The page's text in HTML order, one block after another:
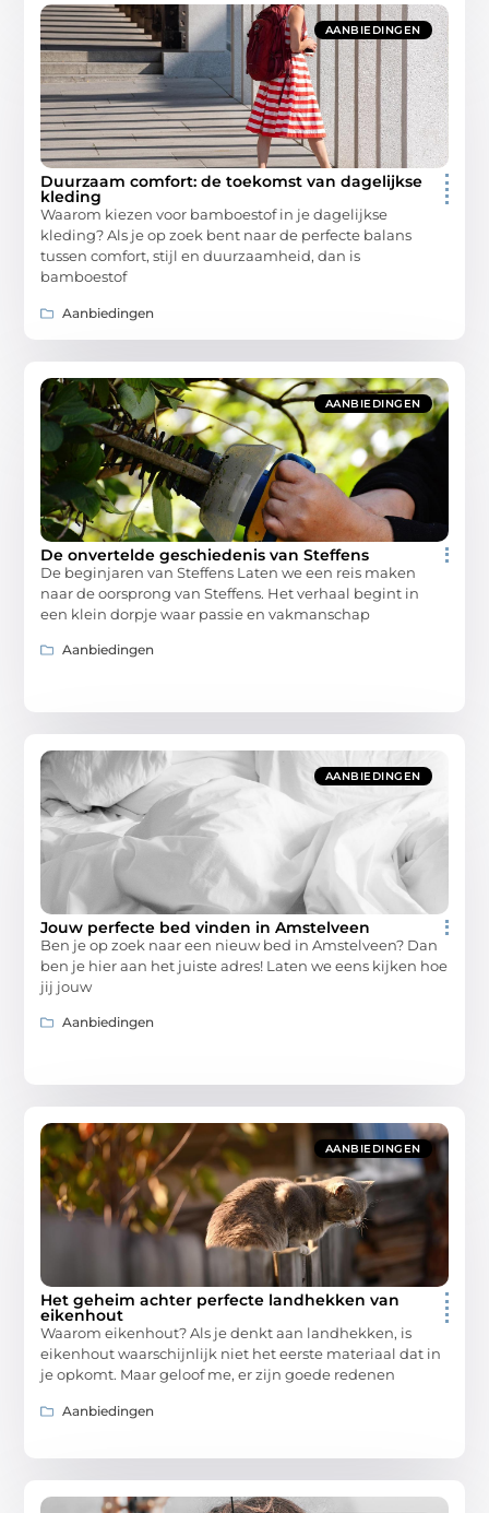
AANBIEDINGEN
Duurzaam comfort: de toekomst van dagelijkse
kleding
Waarom kiezen voor bamboestof in je dagelijkse
kleding? Als je op zoek bent naar de perfecte balans
tussen comfort, stijl en duurzaamheid, dan is
bamboestof
Aanbiedingen
AANBIEDINGEN
De onvertelde geschiedenis van Steffens
De beginjaren van Steffens Laten we een reis maken
naar de oorsprong van Steffens. Het verhaal begint in
een klein dorpje waar passie en vakmanschap
Aanbiedingen
AANBIEDINGEN
Jouw perfecte bed vinden in Amstelveen
Ben je op zoek naar een nieuw bed in Amstelveen? Dan
ben je hier aan het juiste adres! Laten we eens kijken hoe
jij jouw
Aanbiedingen
AANBIEDINGEN
Het geheim achter perfecte landhekken van
eikenhout
Waarom eikenhout? Als je denkt aan landhekken, is
eikenhout waarschijnlijk niet het eerste materiaal dat in
je opkomt. Maar geloof me, er zijn goede redenen
Aanbiedingen